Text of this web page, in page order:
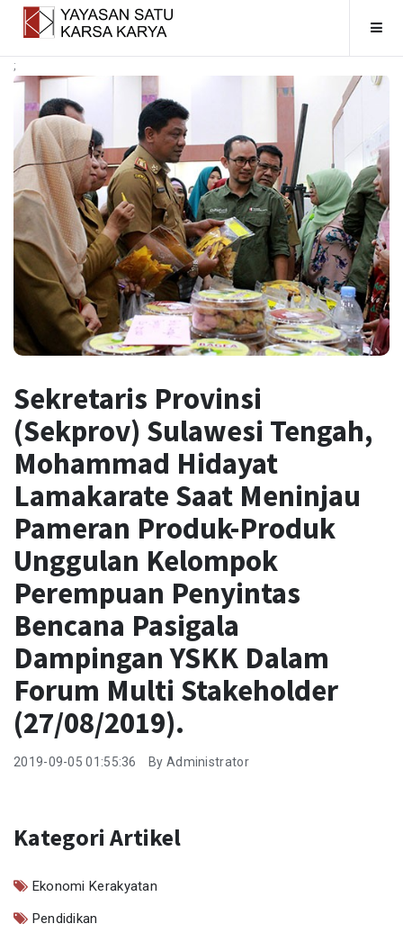
Home
Tentang Kami
Kerja Kami
Jasa
Berita
Kelembagaan
Produk Pengetahuan
;
Sekretaris Provinsi
(Sekprov) Sulawesi Tengah,
Mohammad Hidayat
Lamakarate Saat Meninjau
Pameran Produk-Produk
Unggulan Kelompok
Perempuan Penyintas
Bencana Pasigala
Dampingan YSKK Dalam
Forum Multi Stakeholder
(27/08/2019).
2019-09-05 01:55:36 By Administrator
Kategori Artikel
Ekonomi Kerakyatan
Pendidikan